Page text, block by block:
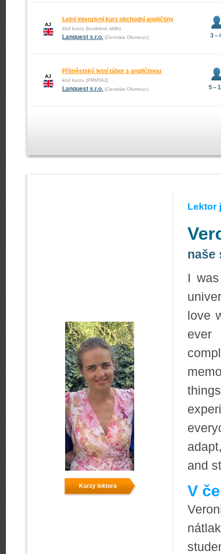
AJ
Letní intenzivní kurz obchodní angličtiny
kód kurzu (business skills)
Lanquest s.r.o. (Centrála Olomouc) 3 –
AJ
Příměstský letní tábor s angličtinou
kód kurzu (PRMTAJ)
Lanquest s.r.o. (Centrála Olomouc) 5 –
Kurzy lektora
Lektor
naše
I
love
ever
and
V